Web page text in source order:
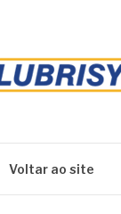
Voltar ao site